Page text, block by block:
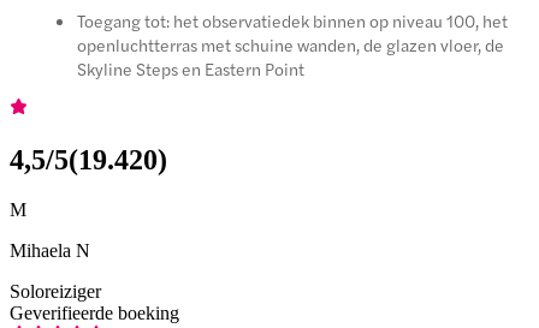
Toegang tot: het observatiedek binnen op niveau 100, het
openluchtterras met schuine wanden, de glazen vloer, de
Skyline Steps en Eastern Point
4,5/5(19.420)
M
Mihaela N
Soloreiziger
Geverifieerde boeking